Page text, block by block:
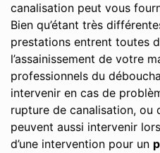
canalisation peut vous
Bien qu’étant très
prestations entrent toutes
l’assainissement de votre
professionnels du
intervenir en cas de
rupture de canalisation, ou
peuvent aussi intervenir
d’une intervention pour un